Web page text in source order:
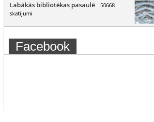
Labākās bibliotēkas pasaulē - 50668
skatījumi
Facebook